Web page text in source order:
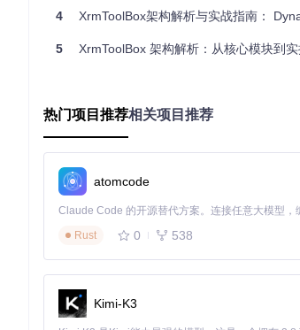
安装NuGet包管理器，以便自动还原项目
启动步骤
编译运行：设置XrmToolBox项目为启动项
插件加载问题：首次启动时插件可能需要联
配置系统详解
XrmToolBox的配置文件主要分布在以下位置：
4 XrmToolBox架构解析与实战指南：
5 XrmToolBox 架构解析：从核心模块到
热门项目推荐相关项目推荐
atomcode
Rust
0 538
Kimi-K3